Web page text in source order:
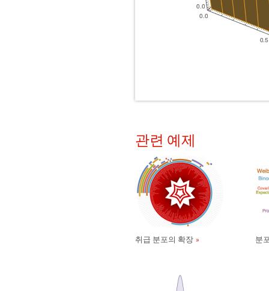
관련 예제
취급 분포의 확장 분